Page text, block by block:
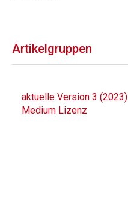
Artikelgruppen
aktuelle Version 3 (2023)
Medium Lizenz